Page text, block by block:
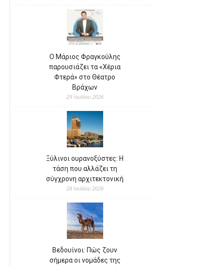
Ο Μάριος Φραγκούλης
παρουσιάζει τα «Χέρια
Φτερά» στο Θέατρο
Βράχων
29 Ιουλίου 2026
Ξύλινοι ουρανοξύστες: Η
τάση που αλλάζει τη
σύγχρονη αρχιτεκτονική
28 Ιουλίου 2026
Βεδουίνοι: Πώς ζουν
σήμερα οι νομάδες της